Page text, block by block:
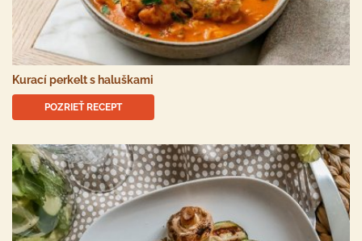
Kurací perkelt s haluškami
POZRIEŤ RECEPT